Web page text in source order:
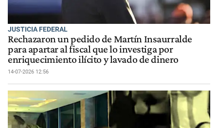
JUSTICIA FEDERAL
Rechazaron un pedido de Martín Insaurralde
para apartar al fiscal que lo investiga por
enriquecimiento ilícito y lavado de dinero
14-07-2026 12:56